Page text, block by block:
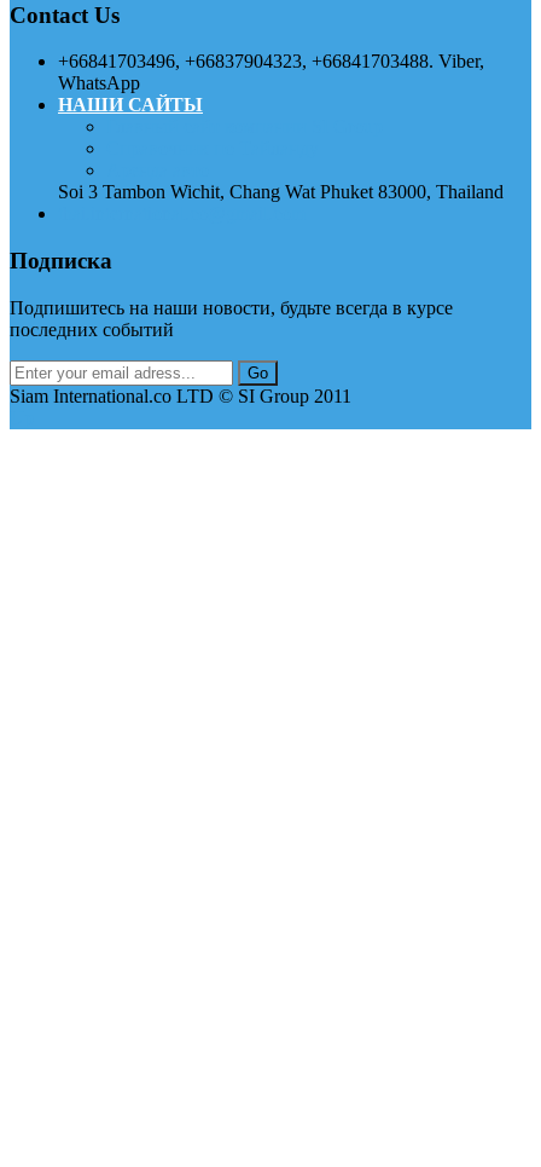
Contact Us
+66841703496, +66837904323, +66841703488. Viber,
WhatsApp
НАШИ САЙТЫ
Soi 3 Tambon Wichit, Chang Wat Phuket 83000, Thailand
Подписка
Подпишитесь на наши новости, будьте всегда в курсе
последних событий
Siam International.co LTD © SI Group 2011